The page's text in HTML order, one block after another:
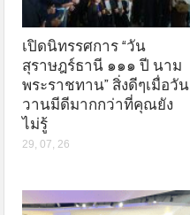
เปิดนิทรรศการ “วัน
สุราษฎร์ธานี ๑๑๑ ปี นาม
พระราชทาน” สิ่งดีๆเมื่อวัน
วานมีดีมากกว่าที่คุณยัง
ไม่รู้
29, 07, 26